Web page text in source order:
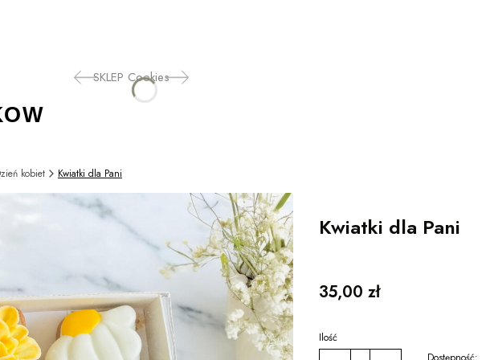
SKLEP Cookies
kobiet Kwiatki dla Pani
Kwiatki dla Pani
Cena
35,00 zł
Ilość